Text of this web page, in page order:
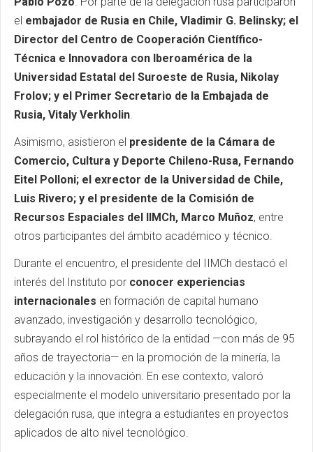
el embajador de Rusia en Chile, Vladimir G. Belinsky; el
Director del Centro de Cooperación Científico-
Técnica e Innovadora con Iberoamérica de la
Universidad Estatal del Suroeste de Rusia, Nikolay
Frolov; y el Primer Secretario de la Embajada de
Rusia, Vitaly Verkholin.
Asimismo, asistieron el presidente de la Cámara de
Comercio, Cultura y Deporte Chileno-Rusa, Fernando
Eitel Polloni; el exrector de la Universidad de Chile,
Luis Rivero; y el presidente de la Comisión de
Recursos Espaciales del IIMCh, Marco Muñoz, entre
otros participantes del ámbito académico y técnico.
Durante el encuentro, el presidente del IIMCh destacó el
interés del Instituto por conocer experiencias
internacionales en formación de capital humano
avanzado, investigación y desarrollo tecnológico,
subrayando el rol histórico de la entidad —con más de 95
años de trayectoria— en la promoción de la minería, la
educación y la innovación. En ese contexto, valoró
especialmente el modelo universitario presentado por la
delegación rusa, que integra a estudiantes en proyectos
aplicados de alto nivel tecnológico.